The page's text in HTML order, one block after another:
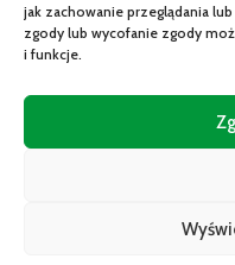
jak zachowanie przeglądania
zgody lub wycofanie zgody
i funkcje.